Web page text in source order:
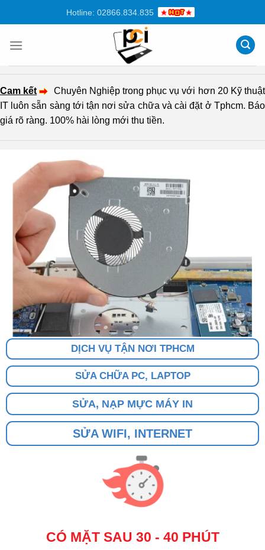
dung
Hotline: 02866.834.835
Cam kết
Chuyên Nghiệp trong phục vụ với hơn 20 Kỹ thuật
IT luôn sẵn sàng tới tận nơi sửa chữa và cài đặt ở Tphcm. Báo
giá rõ ràng. 100% hài lòng mới thu tiền.
DỊCH VỤ TẬN NƠI TPHCM
SỬA CHỮA PC, LAPTOP
SỬA, NẠP MỰC MÁY IN
SỬA WIFI, INTERNET
CÓ MẶT SAU 30 - 40 PHÚT